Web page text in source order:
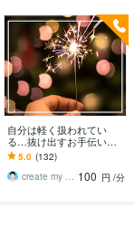
自分は軽く扱われてい
る…抜け出すお手伝いを
します バカにされる、都
合よく使われる、マウン
トを取られるとき
5.0 (132)
create my life 100 円 /分